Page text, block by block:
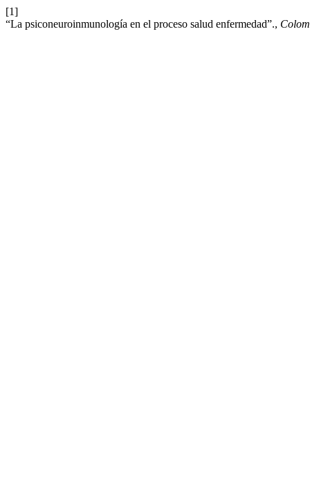
[1]
“La psiconeuroinmunología en el proceso salud enfermedad”.,